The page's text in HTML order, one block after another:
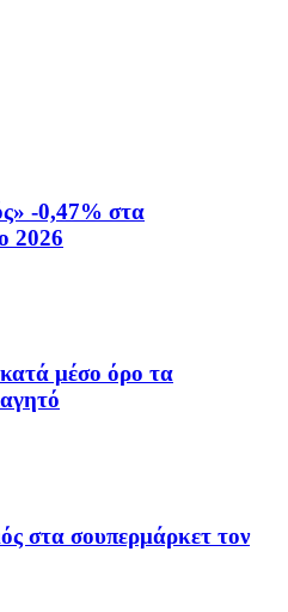
-0,47% στα
2026
μέσο όρο τα
στα σουπερμάρκετ τον